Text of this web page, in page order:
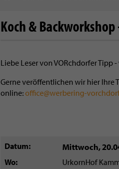
Koch &
Liebe Leser von VORchdorfer Tipp
Gerne veröffentlichen wir hier Ihre
online:office@werbering-
Datum Mittwoch,
Wo
UrkornHof